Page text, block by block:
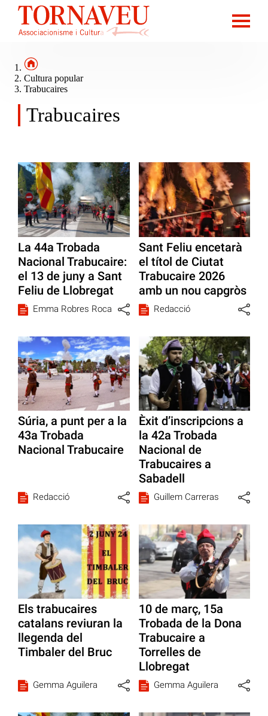
Cultura popular
Trabucaires
Trabucaires
La 44a Trobada
Nacional Trabucaire:
el 13 de juny a Sant
Feliu de Llobregat
Emma Robres Roca
Sant Feliu encetarà
el títol de Ciutat
Trabucaire 2026
amb un nou capgròs
Redacció
Súria, a punt per a la
43a Trobada
Nacional Trabucaire
Redacció
Èxit d’inscripcions a
la 42a Trobada
Nacional de
Trabucaires a
Sabadell
Guillem Carreras
Els trabucaires
catalans reviuran la
llegenda del
Timbaler del Bruc
Gemma Aguilera
10 de març, 15a
Trobada de la Dona
Trabucaire a
Torrelles de
Llobregat
Gemma Aguilera